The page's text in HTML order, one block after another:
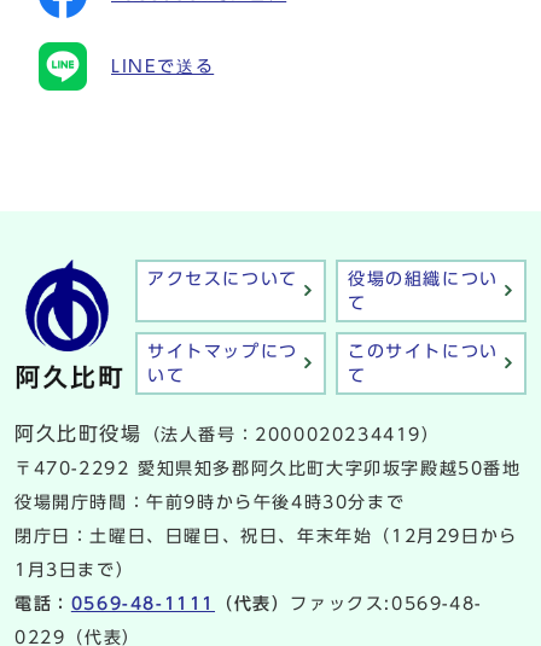
LINEで送る
アクセスについて
役場の組織につい
て
サイトマップにつ
いて
このサイトについ
て
阿久比町役場
（法人番号：2000020234419）
〒470-2292 愛知県知多郡阿久比町大字卯坂字殿越50番地
役場開庁時間：午前9時から午後4時30分まで
閉庁日：土曜日、日曜日、祝日、年末年始（12月29日から
1月3日まで）
電話： 0569-48-1111 （代表） ファックス:0569-48-
0229（代表）